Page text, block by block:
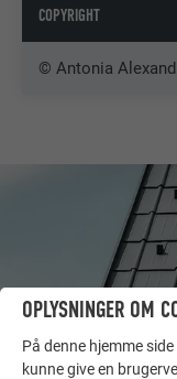
COPYRIGHT
© Antonia
OPLYSNINGER OM
På denne hjemme
kunne give en